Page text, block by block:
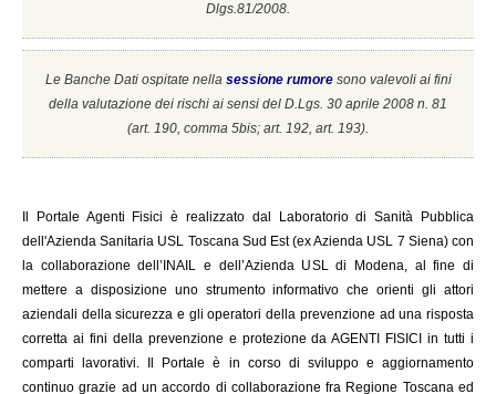
Dlgs.81/2008.
Le Banche Dati ospitate nella sessione rumore sono valevoli ai fini
della valutazione dei rischi ai sensi del D.Lgs. 30 aprile 2008 n. 81
(art. 190, comma 5bis; art. 192, art. 193).
Portale Agenti Fisici è realizzato dal Laboratorio di Sanità Pubblica
dell'Azienda Sanitaria USL Toscana Sud Est (ex Azienda USL 7 Siena) con
la collaborazione dell’INAIL e dell’Azienda USL di Modena, al fine di
mettere a disposizione uno strumento informativo che orienti gli attori
aziendali della sicurezza e gli operatori della prevenzione ad una risposta
corretta ai fini della prevenzione e protezione da AGENTI FISICI in tutti i
comparti lavorativi. Il Portale è in corso di sviluppo e aggiornamento
continuo grazie ad un accordo di collaborazione fra Regione Toscana ed